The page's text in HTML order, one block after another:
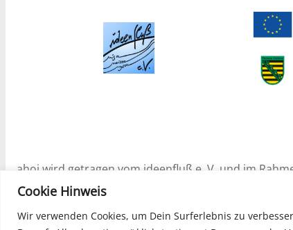
Cookie Hinweis
Wir verwenden Cookies, um Dein Surferlebnis zu
ahoj wird getragen vom ideenfluß e. V. und im
Soziale Stadtentwicklung (ESF) Projekt